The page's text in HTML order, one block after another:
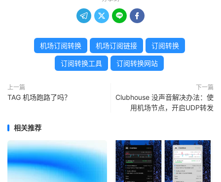
   
机场订阅转换 机场订阅链接 订阅转换
订阅转换工具 订阅转换网站
上一篇
TAG 机场跑路了吗？
下一篇
Clubhouse 没声音解决办法：使
用机场节点，开启UDP转发
相关推荐